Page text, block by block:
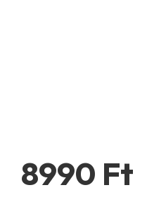
8990 Ft